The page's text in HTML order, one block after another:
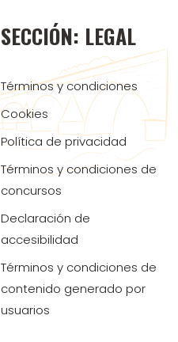
SECCIÓN: LEGAL
Términos y condiciones
Cookies
Política de privacidad
Términos y condiciones de
concursos
Declaración de
accesibilidad
Términos y condiciones de
contenido generado por
usuarios